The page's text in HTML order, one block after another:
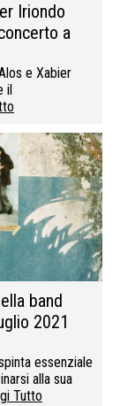
Iriondo
a
e Xabier
il
band
2021
essenziale
alla sua
Tutto